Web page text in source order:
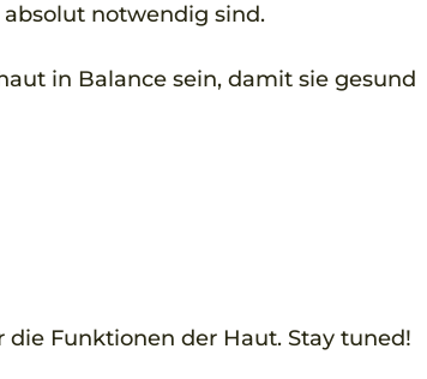
notwendig sind.
in Balance sein, damit sie gesund
Funktionen der Haut. Stay tuned!